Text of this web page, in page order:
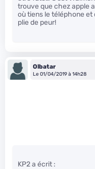
trouve que chez apple
où tiens le téléphone et
plie de peur!
Olbatar
Le 01/04/2019 à 14h28
KP2 a écrit :